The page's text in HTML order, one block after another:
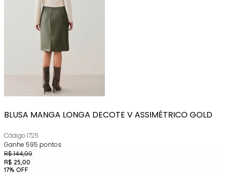
BLUSA MANGA LONGA DECOTE V ASSIMÉTRICO GOLD
Código1725
Ganhe 595 pontos
R$144,99
R$ 25,00
17% OFF